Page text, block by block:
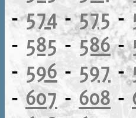
-574-575-
- 585-586-
- 596 - 597-
-607 -608 -